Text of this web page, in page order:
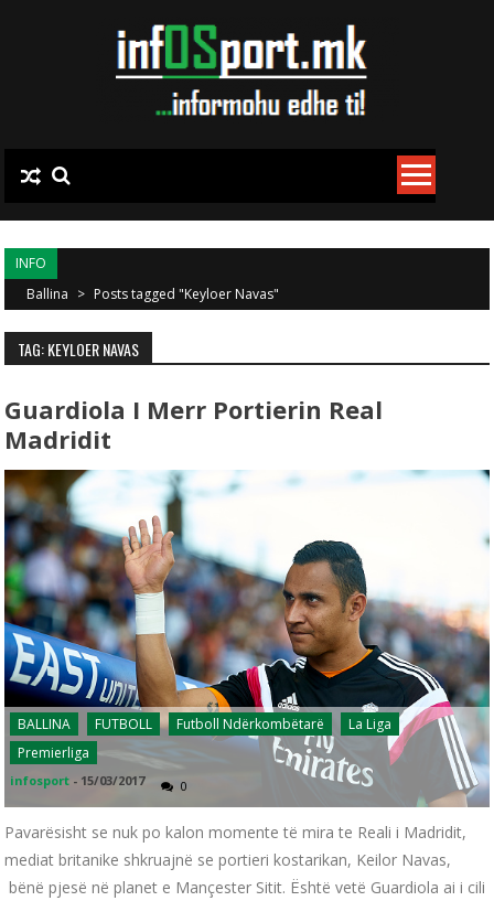
INFO
Ballina > Posts tagged "Keyloer Navas"
TAG: KEYLOER NAVAS
Guardiola I Merr Portierin Real
Madridit
BALLINA FUTBOLL Futboll Ndërkombëtarë
La Liga
Premierliga
infosport - 15/03/2017 0
Pavarësisht se nuk po kalon momente të mira te Reali i Madridit,
mediat britanike shkruajnë se portieri kostarikan, Keilor Navas,
bënë pjesë në planet e Mançester Sitit. Është vetë Guardiola ai i cili